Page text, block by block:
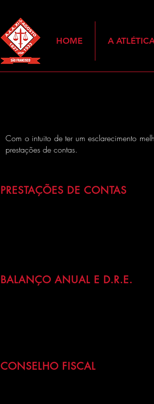
HOME A
Com o intuito de ter um esclarecimento
prestações de contas.
PRESTAÇÕES DE CONTAS
BALANÇO ANUAL E D.R.E.
CONSELHO FISCAL